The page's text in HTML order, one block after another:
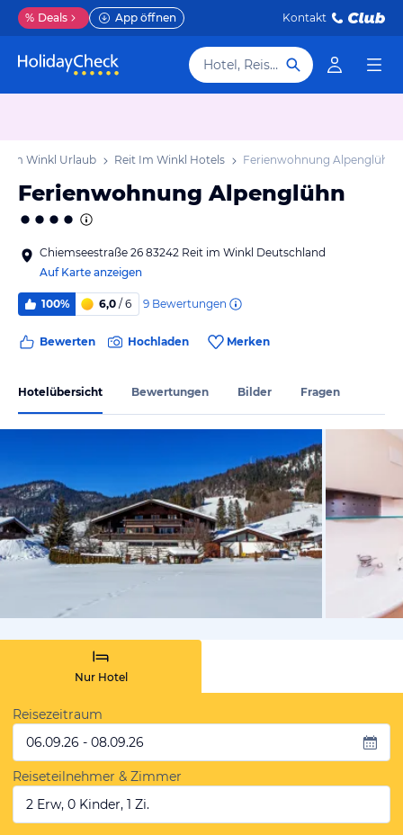
% Deals App öffnen Kontakt
Hotel, Reiseziel
Im Winkl Urlaub Reit Im Winkl Hotels Ferienwohnung Alpenglühn
Ferienwohnung Alpenglühn
Chiemseestraße 26 83242 Reit im Winkl Deutschland
Auf Karte anzeigen
100% 6,0 / 6 9 Bewertungen
Bewerten Hochladen Merken
Hotelübersicht Bewertungen Bilder Fragen
Nur Hotel
Reisezeitraum
06.09.26 - 08.09.26
Reiseteilnehmer & Zimmer
2 Erw, 0 Kinder, 1 Zi.